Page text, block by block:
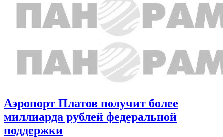
Аэропорт Платов получит более
миллиарда рублей федеральной
поддержки